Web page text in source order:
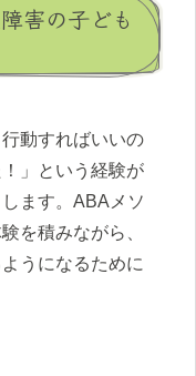
害の子ども
動すればいいの
」という経験が
ます。ABAメソ
を積みながら、
うになるために